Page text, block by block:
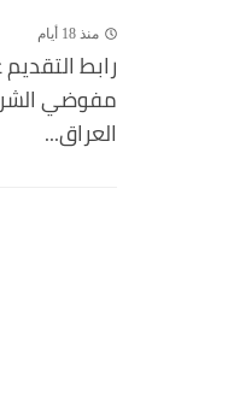
منذ 18 أيام
رابط
العراق...